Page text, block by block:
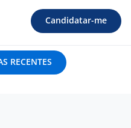
Candidatar-me
RECENTES